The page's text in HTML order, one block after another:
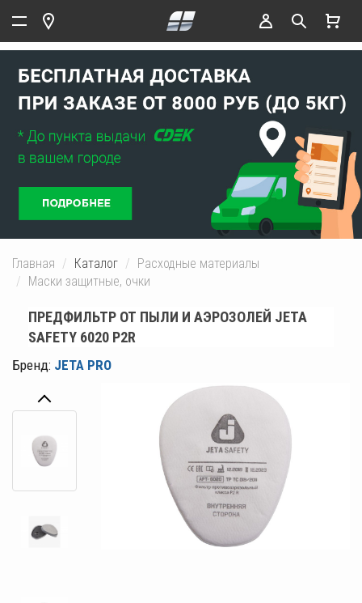
Главная Каталог
Расходные материалы
Маски защитные, очки
ПРЕДФИЛЬТР ОТ ПЫЛИ И АЭРОЗОЛЕЙ JETA
SAFETY 6020 P2R
Бренд: JETA PRO